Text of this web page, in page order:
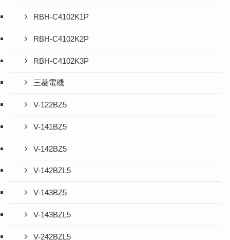
RBH-C4102K1P
RBH-C4102K2P
RBH-C4102K3P
三菱電機
V-122BZ5
V-141BZ5
V-142BZ5
V-142BZL5
V-143BZ5
V-143BZL5
V-242BZL5